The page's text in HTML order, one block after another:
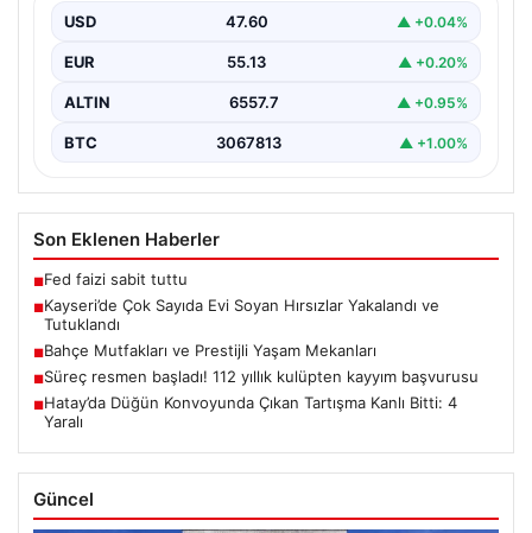
şehir genelinde gerçekleştirilen geniş çaplı
operasyonlar neticesinde toplamda…
USD 47.60 ▲ +0.04%
EUR 55.13 ▲ +0.20%
ALTIN 6557.7 ▲ +0.95%
BTC 3067813 ▲ +1.00%
Son Eklenen Haberler
■Fed faizi sabit tuttu
■Kayseri’de Çok Sayıda Evi Soyan Hırsızlar Yakalandı ve
Tutuklandı
■Bahçe Mutfakları ve Prestijli Yaşam Mekanları
■Süreç resmen başladı! 112 yıllık kulüpten kayyım başvurusu
■Hatay’da Düğün Konvoyunda Çıkan Tartışma Kanlı Bitti: 4
Yaralı
Güncel